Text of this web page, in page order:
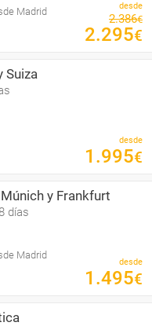
Madrid desde
2.386€
2.295€
Suiza
desde
1 .995€
y Frankfurt
días
Madrid
desde
1 .495€